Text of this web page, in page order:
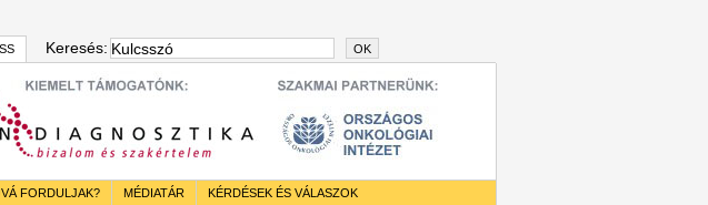
Keresés: OK
FORDULJAK? MÉDIATÁR KÉRDÉSEK ÉS VÁLASZOK